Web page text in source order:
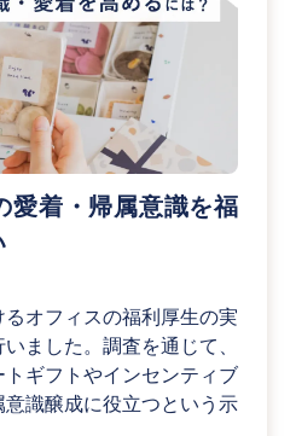
愛着・帰属意識を福
るオフィスの福利厚生の実
ました。調査を通じて、
ギフトやインセンティブ
識醸成に役立つという示